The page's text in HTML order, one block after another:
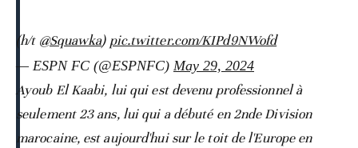
(h/t @Squawka) pic.twitter.com/KIPd9NWofd
— ESPN FC (@ESPNFC) May 29, 2024
Ayoub El Kaabi, lui qui est devenu professionnel à
seulement 23 ans, lui qui a débuté en 2nde Division
marocaine, est aujourd'hui sur le toit de l'Europe en